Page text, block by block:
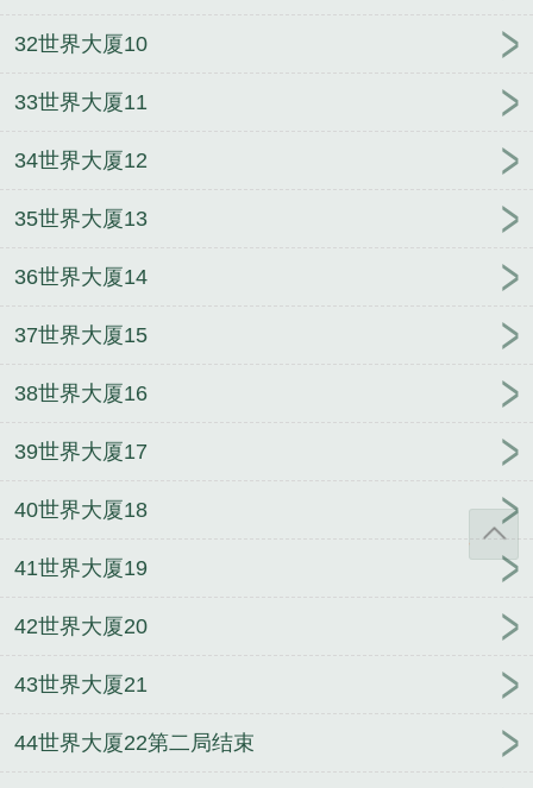
32世界大厦10
33世界大厦11
34世界大厦12
35世界大厦13
36世界大厦14
37世界大厦15
38世界大厦16
39世界大厦17
40世界大厦18
41世界大厦19
42世界大厦20
43世界大厦21
44世界大厦22第二局结束